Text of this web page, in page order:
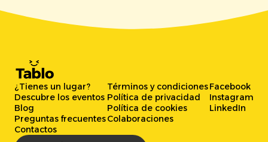
¿Tienes un lugar?
Descubre los eventos
Blog
Preguntas frecuentes
Contactos
Términos y condiciones
Política de privacidad
Política de cookies
Colaboraciones
Facebook
Instagram
LinkedIn